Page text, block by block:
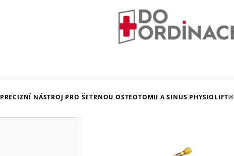
PRECIZNÍ NÁSTROJ PRO ŠETRNOU OSTEOTOMII A SINUS PHYSIOLIFT®